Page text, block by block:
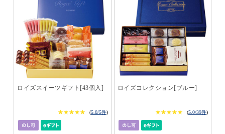
ロイズスイーツギフト[43個入]
★★★★★
★★★★★ (5.0/5件)
ロイズコレクション[ブルー]
★★★★★
★★★★★ (5.0/39件)